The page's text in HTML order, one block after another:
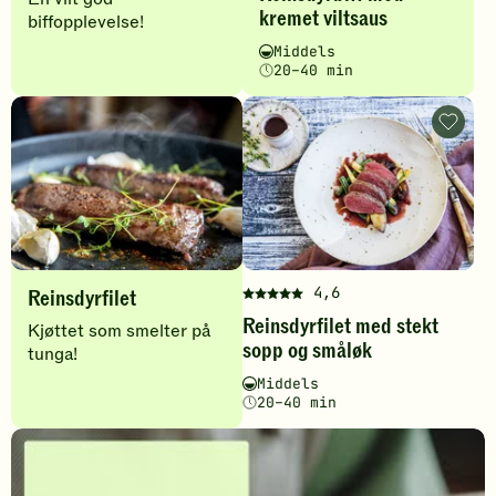
p
p
s
k
r
i
f
biffopplevelse!
har
fått
4
5
stjerner.
Klikk
for
å
gi
din
vurdering.
kremet viltsaus
Vanskelighetsgrad
Middels
Tilberedningstid
20–40 min
Reinsdyrfilet
Kjøttet som smelter på
tunga!
4,6
Denne
oppskriften
har
fått
5
av
5
Reinsdyrfilet med stekt
sopp og småløk
Vanskelighetsgrad
Middels
Tilberedningstid
20–40 min
med
stekt
sopp
og
småløk
-
legg
til
S